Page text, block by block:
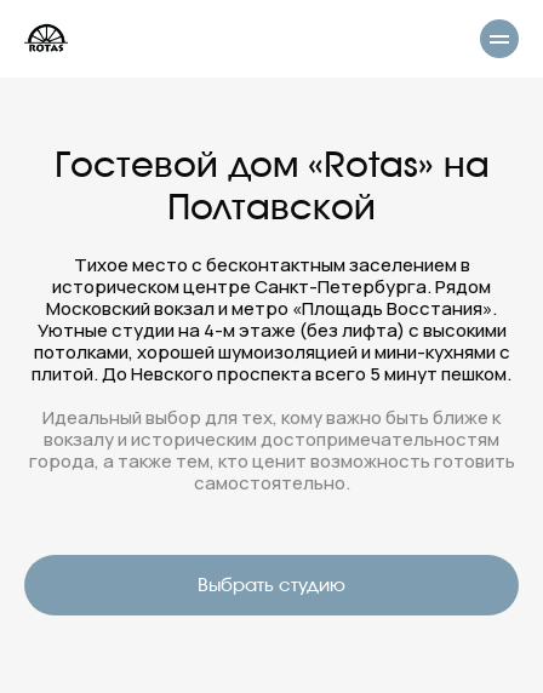
Гостевой дом «Rotas» на
Полтавской
Тихое место с бесконтактным заселением в
историческом центре Санкт-Петербурга. Рядом
Московский вокзал и метро «Площадь Восстания».
Уютные студии на 4-м этаже (без лифта) с высокими
потолками, хорошей шумоизоляцией и мини-кухнями с
плитой. До Невского проспекта всего 5 минут пешком.
Идеальный выбор для тех, кому важно быть ближе к
вокзалу и историческим достопримечательностям
города, а также тем, кто ценит возможность готовить
самостоятельно.
Выбрать студию